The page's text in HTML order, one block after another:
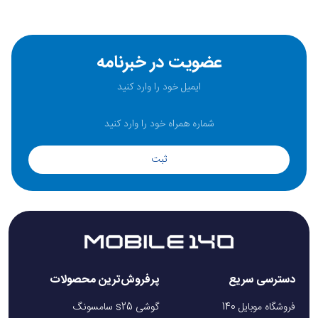
باتری موبایل Galaxy S24
یونی ارائه داده است. با توجه به سخت‌افزار S24، قدرت رم و بهینه‌سازی
گوشی اس 24، میزان مصرف باتری نسبت به سری پیشین سامسونگ
کاهش یافته است. باتری گوشی S24 از شارژ 25 واتی سیمی و و شارژ
فست PD3.0 پشتیبانی می‌کند. طبق گفته شرکت سامسونگ، Galaxy S24
در 30 دقیقه توانایی شارژ 50 درصدی را دارد. هم‌چنین از شارژ بی‌سیم
(Qi/PMA) با سرعت 15 وات پشتیبانی می‌کند. در آخر، هم باید گفت که
این ترتیب، دیگر جای هیچ نگرانی در رابطه با تمام شدن شارژ Samsung
Galaxy S24 باقی نمی‌ماند. البته که مانند تمامی سری‌های جدید گوشی
عضویت در خبرنامه
ثبت
دسترسی سریع
فروشگاه موبایل 140
پرفروش‌ترین محصولات
گوشی s25 سامسونگ